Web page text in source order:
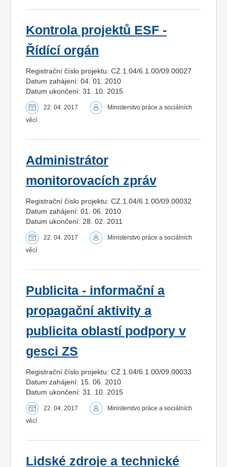
Kontrola projektů ESF -
Řídící orgán
Registrační číslo projektu: CZ.1.04/6.1.00/09.00027
Datum zahájení: 04. 01. 2010
Datum ukončení: 31. 10. 2015
22. 04. 2017
Ministerstvo práce a sociálních
věcí
Administrátor
monitorovacích zpráv
Registrační číslo projektu: CZ.1.04/6.1.00/09.00032
Datum zahájení: 01. 06. 2010
Datum ukončení: 28. 02. 2011
22. 04. 2017
Ministerstvo práce a sociálních
věcí
Publicita - informační a
propagační aktivity a
publicita oblastí podpory v
gesci ZS
Registrační číslo projektu: CZ.1.04/6.1.00/09.00033
Datum zahájení: 15. 06. 2010
Datum ukončení: 31. 10. 2015
22. 04. 2017
Ministerstvo práce a sociálních
věcí
Lidské zdroje a technické